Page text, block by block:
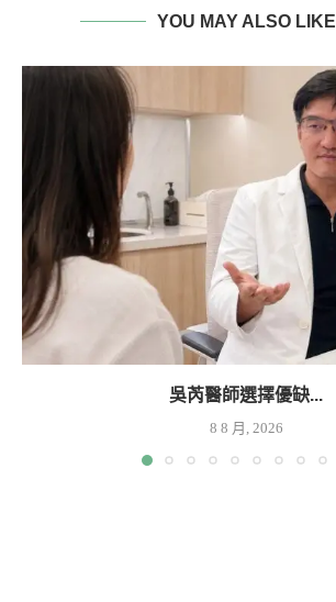
YOU MAY ALSO LIKE
吳芮醫師選擇優缺...
8 8 月, 2026